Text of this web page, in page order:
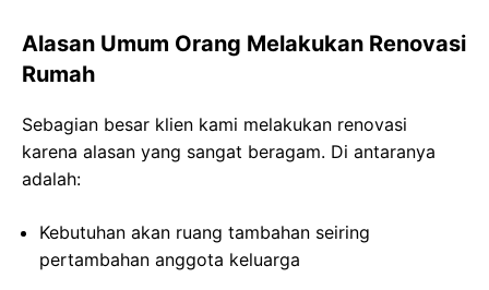
Alasan Umum Orang Melakukan Renovasi
Rumah
Sebagian besar klien kami melakukan renovasi
karena alasan yang sangat beragam. Di antaranya
adalah:
Kebutuhan akan ruang tambahan seiring
pertambahan anggota keluarga